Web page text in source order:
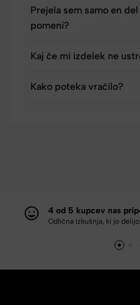
Prejela sem samo en
pomeni?
Kaj če mi izdelek ne
Kako poteka vračilo?
4 od 5 kupcev nas
Odlična izkušnja, ki jo